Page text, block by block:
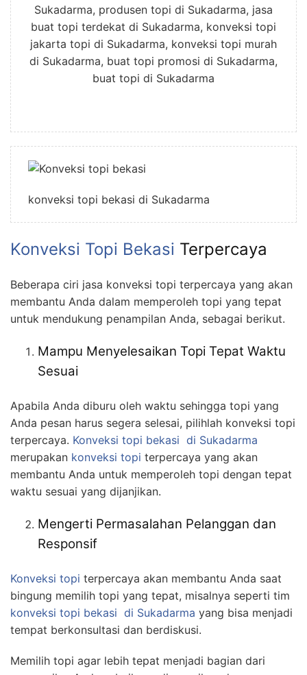
Sukadarma, produsen topi di Sukadarma, jasa
buat topi terdekat di Sukadarma, konveksi topi
jakarta topi di Sukadarma, konveksi topi murah
di Sukadarma, buat topi promosi di Sukadarma,
buat topi di Sukadarma
konveksi topi bekasi di Sukadarma
Konveksi Topi Bekasi Terpercaya
Beberapa ciri jasa konveksi topi terpercaya yang akan
membantu Anda dalam memperoleh topi yang tepat
untuk mendukung penampilan Anda, sebagai berikut.
Mampu Menyelesaikan Topi Tepat Waktu
Sesuai
Apabila Anda diburu oleh waktu sehingga topi yang
Anda pesan harus segera selesai, pilihlah konveksi topi
terpercaya. Konveksi topi bekasi di Sukadarma
merupakan konveksi topi terpercaya yang akan
membantu Anda untuk memperoleh topi dengan tepat
waktu sesuai yang dijanjikan.
Mengerti Permasalahan Pelanggan dan
Responsif
Konveksi topi terpercaya akan membantu Anda saat
bingung memilih topi yang tepat, misalnya seperti tim
konveksi topi bekasi di Sukadarma yang bisa menjadi
tempat berkonsultasi dan berdiskusi.
Memilih topi agar lebih tepat menjadi bagian dari